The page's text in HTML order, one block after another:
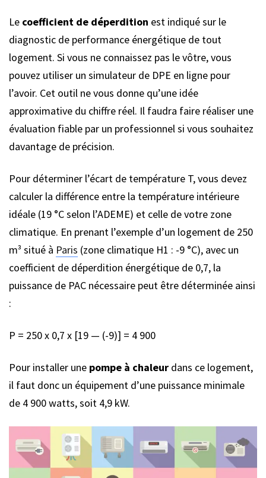
Le coefficient de déperdition est indiqué sur le
diagnostic de performance énergétique de tout
logement. Si vous ne connaissez pas le vôtre, vous
pouvez utiliser un simulateur de DPE en ligne pour
l’avoir. Cet outil ne vous donne qu’une idée
approximative du chiffre réel. Il faudra faire réaliser une
évaluation fiable par un professionnel si vous souhaitez
davantage de précision.
Pour déterminer l’écart de température T, vous devez
calculer la différence entre la température intérieure
idéale (19 °C selon l’ADEME) et celle de votre zone
climatique. En prenant l’exemple d’un logement de 250
m³ situé à Paris (zone climatique H1 : -9 °C), avec un
coefficient de déperdition énergétique de 0,7, la
puissance de PAC nécessaire peut être déterminée ainsi
:
P = 250 x 0,7 x [19 — (-9)] = 4 900
Pour installer une pompe à chaleur dans ce logement,
il faut donc un équipement d’une puissance minimale
de 4 900 watts, soit 4,9 kW.